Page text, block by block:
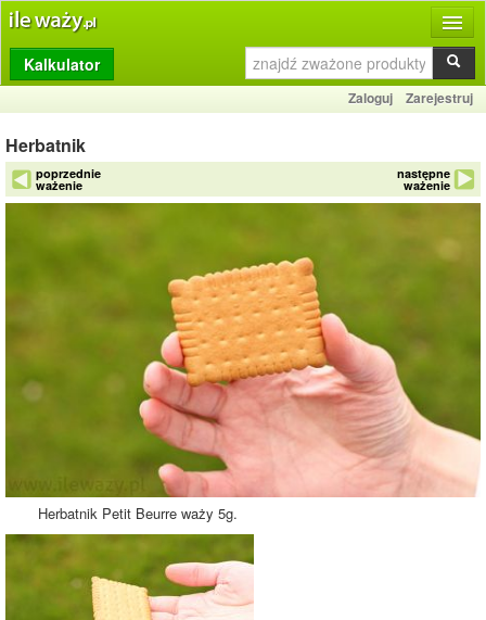
Produkty
Dziennik
Przelicznik
Porównywarka
Porady
Kontakt
Kalkulator
Zaloguj Zarejestruj
Herbatnik
poprzednie
ważenie
następne
ważenie
Herbatnik Petit Beurre waży 5g.